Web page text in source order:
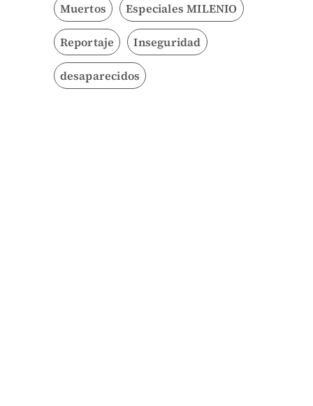
Muertos Especiales MILENIO
Reportaje Inseguridad
desaparecidos